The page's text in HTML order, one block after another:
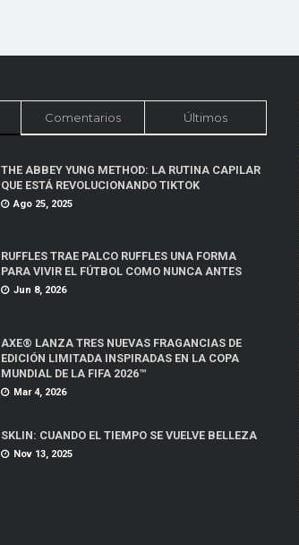
Comentarios Últimos
THE ABBEY YUNG METHOD: LA RUTINA CAPILAR
QUE ESTÁ REVOLUCIONANDO TIKTOK
Ago 25, 2025
RUFFLES TRAE PALCO RUFFLES UNA FORMA
PARA VIVIR EL FÚTBOL COMO NUNCA ANTES
Jun 8, 2026
AXE® LANZA TRES NUEVAS FRAGANCIAS DE
EDICIÓN LIMITADA INSPIRADAS EN LA COPA
MUNDIAL DE LA FIFA 2026™
Mar 4, 2026
SKLIN: CUANDO EL TIEMPO SE VUELVE BELLEZA
Nov 13, 2025